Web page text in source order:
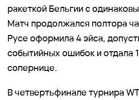
ракеткой Бельгии с
Матч продолжался полтора
Русе оформила 4 эйса,
событийных ошибок и отдала
сопернице.
В четвертьфинале турнира